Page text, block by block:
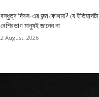
বন্ধুত্ব দিবস-এর জন্ম কোথায়? যে ইতিহাসটা
বেশিরভাগ মানুষই জানেন না
2 August, 2026